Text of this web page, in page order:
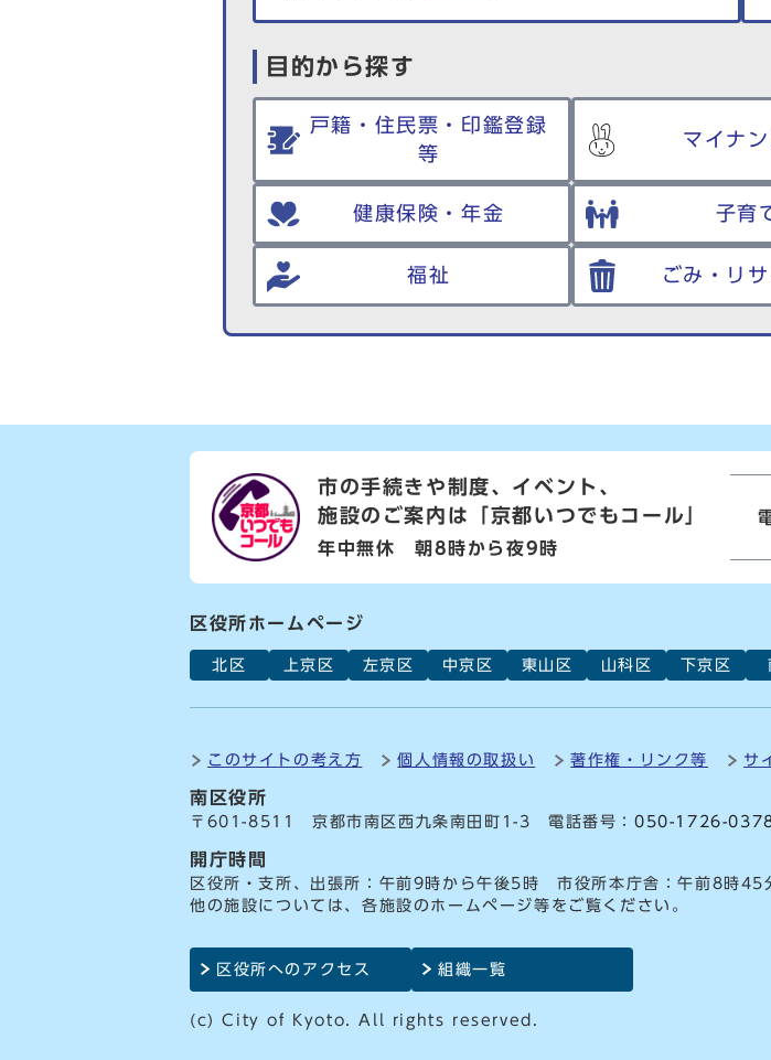
目的から探す
戸籍・住民票・印鑑登録
等
マイナ
健康保険・年金 子育
福祉 ごみ・リ
市の手続きや制度、イベント、
施設のご案内は
「京都いつでもコール」
年中無休 朝8時から夜9時
区役所ホームページ
北区 上京区 左京区 中京区 東山区 山科区 下京区
このサイトの考え方 個人情報の取扱い 著作権・リンク等 サ
南区役所
〒601-8511 京都市南区西九条南田町1-3 電話番号：050-1726-
開庁時間
区役所・支所、出張所：午前9時から午後5時 市役所本庁舎：午前8時
他の施設については、各施設のホームページ等をご覧ください。
区役所へのアクセス 組織一覧
(c) City of Kyoto. All rights reserved.